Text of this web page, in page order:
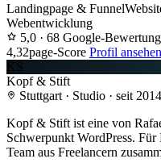
Landingpage & Funnel
Webentwicklung
5,0 · 68 Google-
4,32page-Score Profil ansehen
KS
Kopf & Stift
Stuttgart · Studio · seit 2014
Kopf & Stift ist eine von
Schwerpunkt WordPress.
Team aus Freelancern